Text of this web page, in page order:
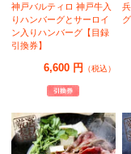
神戸バルティロ 神戸牛入
りハンバーグとサーロイ
ン入りハンバーグ【目録
引換券】
6,600 円 （税込）